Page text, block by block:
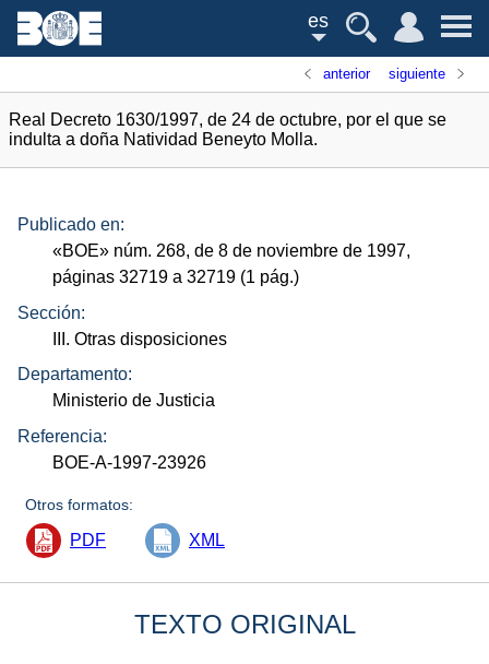
es
anterior siguiente
Real Decreto 1630/1997, de 24 de octubre, por el que se
indulta a doña Natividad Beneyto Molla.
Publicado en:
«BOE» núm. 268, de 8 de noviembre de 1997,
páginas 32719 a 32719 (1 pág.)
Sección:
III. Otras disposiciones
Departamento:
Ministerio de Justicia
Referencia:
BOE-A-1997-23926
Otros formatos:
PDF XML
TEXTO ORIGINAL